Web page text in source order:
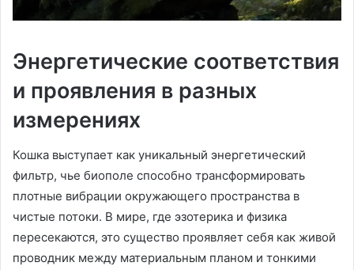
Энергетические соответствия
и проявления в разных
измерениях
Кошка выступает как уникальный энергетический
фильтр, чье биополе способно трансформировать
плотные вибрации окружающего пространства в
чистые потоки. В мире, где эзотерика и физика
пересекаются, это существо проявляет себя как живой
проводник между материальным планом и тонкими